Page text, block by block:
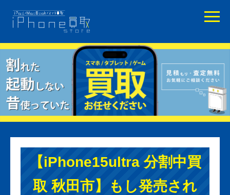
【iPhone15ultra 分割中買
取 秋田市】もし発売され